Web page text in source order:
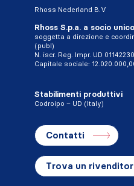
Rhoss Nederland B.V
Rhoss S.p.a. a socio
soggetta a direzione e
(publ)
N. iscr. Reg. Impr. UD
Capitale sociale:
Stabilimenti produttivi
Codroipo – UD (Italy)
Contatti
Trova un